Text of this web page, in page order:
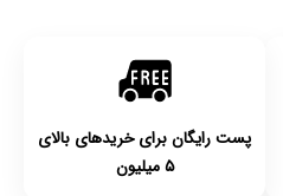
پست رایگان برای خریدهای بالای
۵ میلیون